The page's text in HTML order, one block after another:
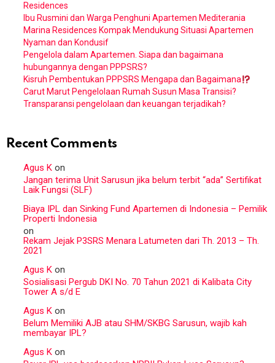
Residences
Ibu Rusmini dan Warga Penghuni Apartemen Mediterania
Marina Residences Kompak Mendukung Situasi Apartemen
Nyaman dan Kondusif
Pengelola dalam Apartemen. Siapa dan bagaimana
hubungannya dengan PPPSRS?
Kisruh Pembentukan PPPSRS Mengapa dan Bagaimana
Carut Marut Pengelolaan Rumah Susun Masa Transisi?
Transparansi pengelolaan dan keuangan terjadikah?
Recent Comments
Agus K on
Jangan terima Unit Sarusun jika belum terbit “ada” Sertifikat
Laik Fungsi (SLF)
Biaya IPL dan Sinking Fund Apartemen di Indonesia – Pemilik
Properti Indonesia
on
Rekam Jejak P3SRS Menara Latumeten dari Th. 2013 – Th.
2021
Agus K on
Sosialisasi Pergub DKI No. 70 Tahun 2021 di Kalibata City
Tower A s/d E
Agus K on
Belum Memiliki AJB atau SHM/SKBG Sarusun, wajib kah
membayar IPL?
Agus K on